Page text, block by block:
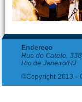
Endereço
Rua do Catete,
Rio de Janeiro/RJ
©Copyright 2013 -